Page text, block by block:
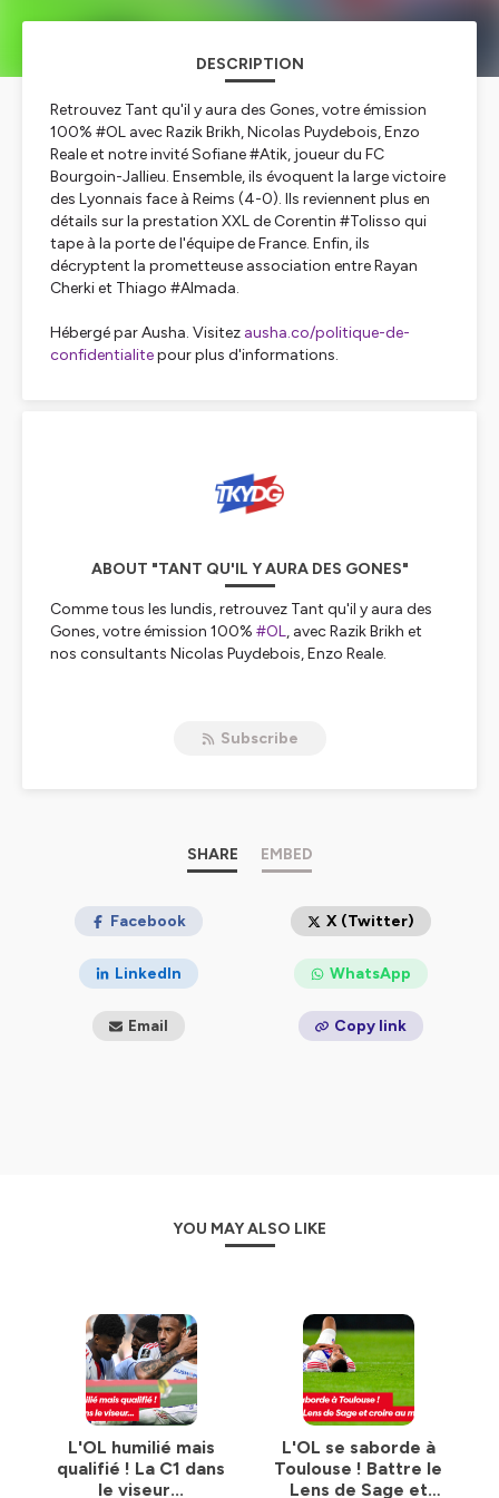
DESCRIPTION
Retrouvez Tant qu'il y aura des Gones, votre émission
100% #OL avec Razik Brikh, Nicolas Puydebois, Enzo
Reale et notre invité Sofiane #Atik, joueur du FC
Bourgoin-Jallieu. Ensemble, ils évoquent la large victoire
des Lyonnais face à Reims (4-0). Ils reviennent plus en
détails sur la prestation XXL de Corentin #Tolisso qui
tape à la porte de l'équipe de France. Enfin, ils
décryptent la prometteuse association entre Rayan
Cherki et Thiago #Almada.
Hébergé par Ausha. Visitez ausha.co/politique-de-
confidentialitepour plus d'informations.
ABOUT "TANT QU'IL Y AURA DES GONES"
Comme tous les lundis, retrouvez Tant qu'il y aura des
Gones, votre émission 100% #OL, avec Razik Brikh et
nos consultants Nicolas Puydebois, Enzo Reale.
Subscribe
SHARE EMBED
Facebook X (Twitter)
LinkedIn WhatsApp
Email Copy link
YOU MAY ALSO LIKE
L'OL humilié mais
qualifié ! La C1 dans
le viseur...
L'OL se saborde à
Toulouse ! Battre le
Lens de Sage et